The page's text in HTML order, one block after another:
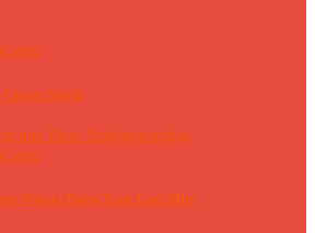
Curug Sidok
Wisata Baru Yang Lagi Hits